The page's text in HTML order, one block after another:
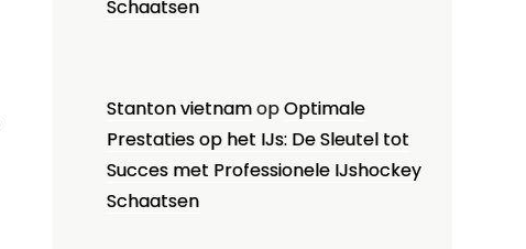
Schaatsen
Stanton vietnamopOptimale
Prestaties op het IJs: De Sleutel tot
Succes met Professionele IJshockey
Schaatsen